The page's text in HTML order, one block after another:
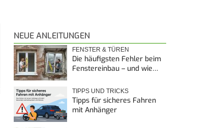
NEUE ANLEITUNGEN
FENSTER & TÜREN
Die häufigsten Fehler beim
Fenstereinbau – und wie…
TIPPS UND TRICKS
Tipps für sicheres Fahren
mit Anhänger